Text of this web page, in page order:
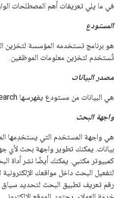
في ما يلي تعريفات أهم المصطلحات
المستودع
هو برنامج تستخدمه المؤسسة لتخزين
تُستخدم لتخزين معلومات الموظفين.
مصدر البيانات
هي البيانات من مستودع يفهرسها Cloud Search ويخزّنها.
واجهة البحث
هي واجهة المستخدم التي يستخدِمها
بيانات. يمكنك تطوير واجهة بحث لأي
لتفعيل البحث داخل مواقعك
رقم تعريف تطبيق البحث لتحديد سياق